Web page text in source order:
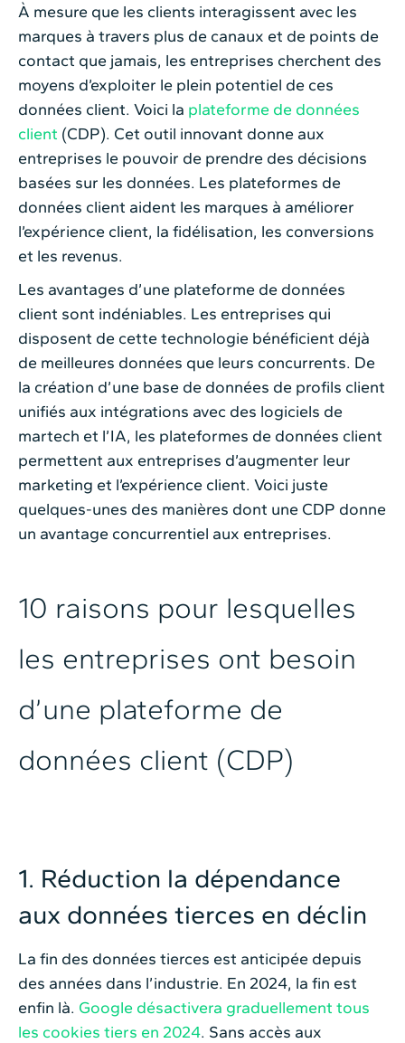
À mesure que les clients interagissent avec les
marques à travers plus de canaux et de points de
contact que jamais, les entreprises cherchent des
moyens d’exploiter le plein potentiel de ces
données client. Voici la plateforme de données
client (CDP). Cet outil innovant donne aux
entreprises le pouvoir de prendre des décisions
basées sur les données. Les plateformes de
données client aident les marques à améliorer
l’expérience client, la fidélisation, les conversions
et les revenus.
Les avantages d’une plateforme de données
client sont indéniables. Les entreprises qui
disposent de cette technologie bénéficient déjà
de meilleures données que leurs concurrents. De
la création d’une base de données de profils client
unifiés aux intégrations avec des logiciels de
martech et l’IA, les plateformes de données client
permettent aux entreprises d’augmenter leur
marketing et l’expérience client. Voici juste
quelques-unes des manières dont une CDP donne
un avantage concurrentiel aux entreprises.
10 raisons pour lesquelles
les entreprises ont besoin
d’une plateforme de
données client (CDP)
1. Réduction la dépendance
aux données tierces en déclin
La fin des données tierces est anticipée depuis
des années dans l’industrie. En 2024, la fin est
enfin là. Google désactivera graduellement tous
les cookies tiers en 2024. Sans accès aux